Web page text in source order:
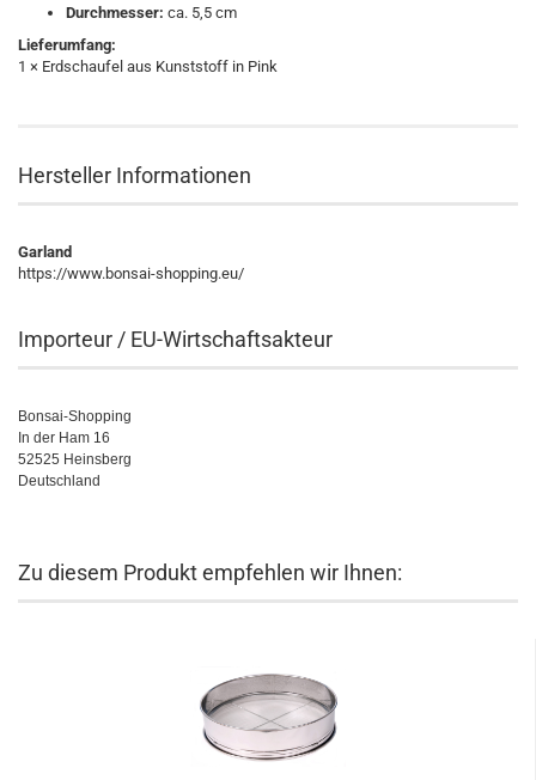
Durchmesser: ca. 5,5 cm
Lieferumfang:
1 × Erdschaufel aus Kunststoff in Pink
Hersteller Informationen
Garland
https://www.bonsai-shopping.eu/
Importeur / EU-Wirtschaftsakteur
Bonsai-Shopping
In der Ham 16
52525 Heinsberg
Deutschland
Zu diesem Produkt empfehlen wir Ihnen: